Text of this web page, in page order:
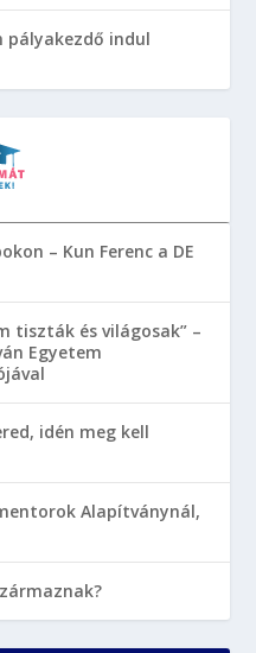
pályakezdő indul
– Kun Ferenc a DE
tiszták és világosak” –
Egyetem
idén meg kell
Alapítványnál,